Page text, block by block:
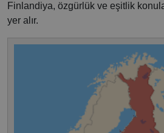
Finlandiya, özgürlük ve eşitlik
yer alır.